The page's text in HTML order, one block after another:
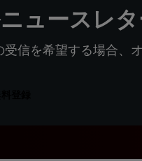
ュースレ
信を希望する場合、